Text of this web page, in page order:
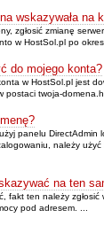
wskazywała na
zgłosić zmianę
w HostSol.pl po
do mojego konta?
w HostSol.pl jest
postaci twoja-
panelu DirectAdmin
należy
na ten
fakt ten należy
pod adresem. ...